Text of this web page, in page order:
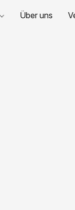
Über uns